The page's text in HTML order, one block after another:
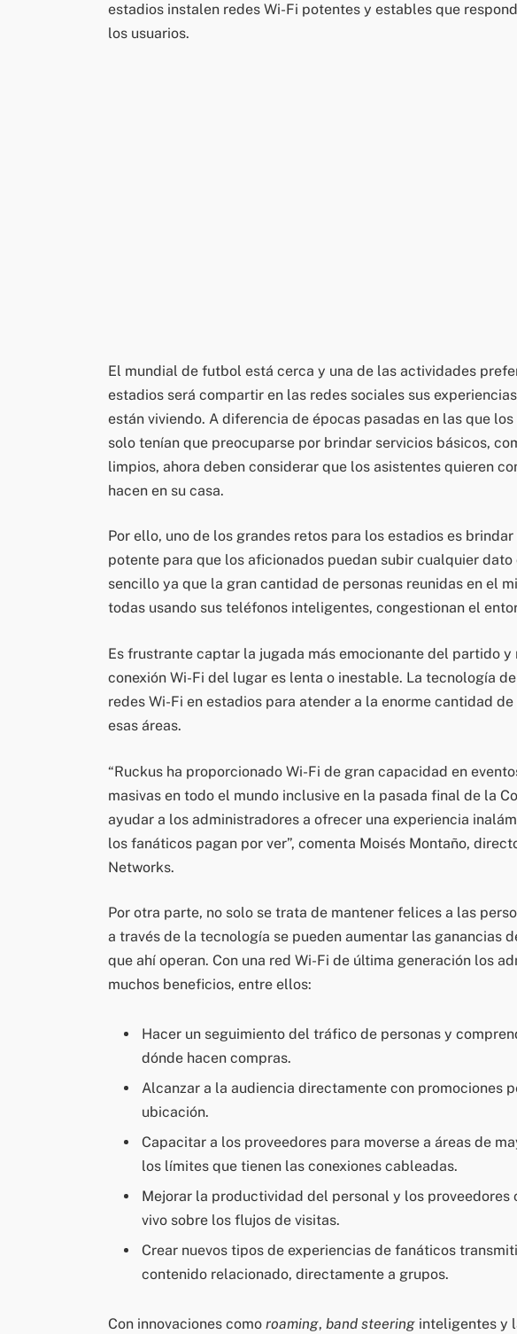
estadios instalen redes Wi-Fi potentes y estables que
los usuarios.
El mundial de futbol está cerca y una de las actividades
estadios será compartir en las redes sociales sus
están viviendo. A diferencia de épocas pasadas en las que
solo tenían que preocuparse por brindar servicios básicos,
limpios, ahora deben considerar que los asistentes quieren
hacen en su casa.
Por ello, uno de los grandes retos para los estadios es
potente para que los aficionados puedan subir cualquier dato
sencillo ya que la gran cantidad de personas reunidas en el
todas usando sus teléfonos inteligentes, congestionan el
Es frustrante captar la jugada más emocionante del partido
conexión Wi-Fi del lugar es lenta o inestable. La tecnología
redes Wi-Fi en estadios para atender a la enorme cantidad
esas áreas.
“Ruckus ha proporcionado Wi-Fi de gran capacidad en
masivas en todo el mundo inclusive en la pasada final de la
ayudar a los administradores a ofrecer una experiencia
los fanáticos pagan por ver”, comenta Moisés Montaño,
Networks.
Por otra parte, no solo se trata de mantener felices a las
a través de la tecnología se pueden aumentar las ganancias
que ahí operan. Con una red Wi-Fi de última generación los
muchos beneficios, entre ellos:
Hacer un seguimiento del tráfico de personas y
dónde hacen compras.
Alcanzar a la audiencia directamente con promociones
ubicación.
Capacitar a los proveedores para moverse a áreas de
los límites que tienen las conexiones cableadas.
Mejorar la productividad del personal y los proveedores
vivo sobre los flujos de visitas.
Crear nuevos tipos de experiencias de fanáticos
contenido relacionado, directamente a grupos.
Con innovaciones como roaming, band steeringinteligentes y